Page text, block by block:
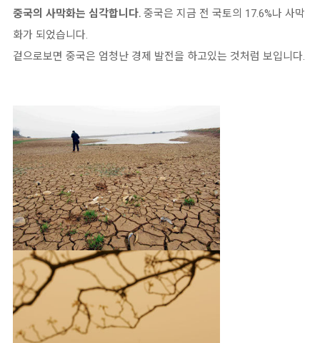
중국의 사막화는 심각합니다. 중국은 지금 전 국토의 17.6%나 사막
화가 되었습니다.
겉으로보면 중국은 엄청난 경제 발전을 하고있는 것처럼 보입니다.